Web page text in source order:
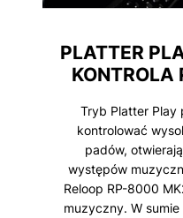
PLATTER
KONTROLA
Tryb Platter Play
kontrolować
padów,
występów
Reloop RP-8000
muzyczny. W